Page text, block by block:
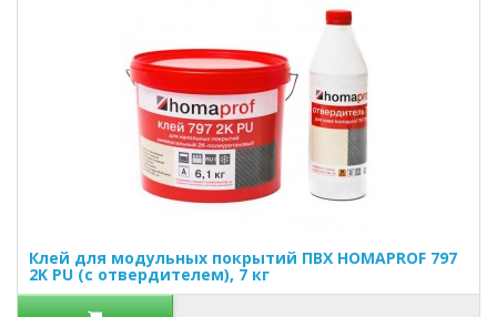
Клей для модульных покрытий ПВХ HOMAPROF 797
2K PU (с отвердителем), 7 кг